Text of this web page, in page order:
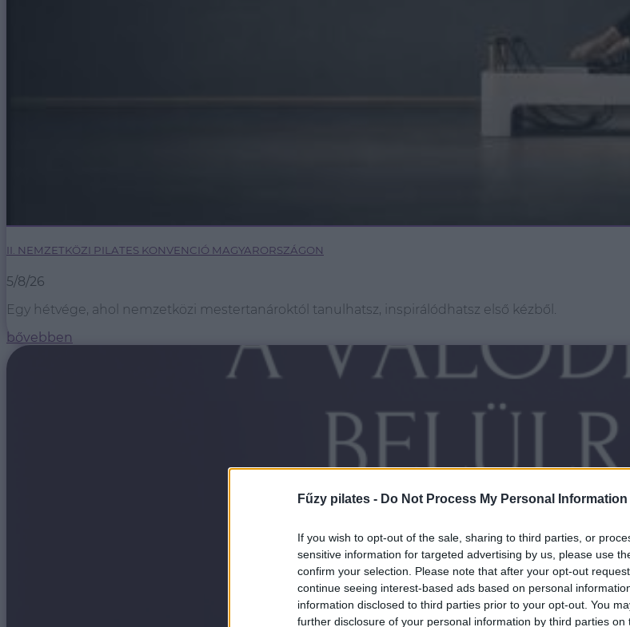
Fűzy pilates - Do Not Process My Personal Information
If you wish to opt-out of the sale, sharing to third parties, or
sensitive information for targeted advertising by us, please use
confirm your selection. Please note that after your opt-out
continue seeing interest-based ads based on personal
information disclosed to third parties prior to your opt-out. You
further disclosure of your personal information by third parties on
II. NEMZETKÖZI PILATES KONVENCIÓ MAGYARORSZÁGON
5/8/26
Egy hétvége, ahol nemzetközi mestertanároktól tanulhatsz, inspirálódhatsz első kézből.
bővebben